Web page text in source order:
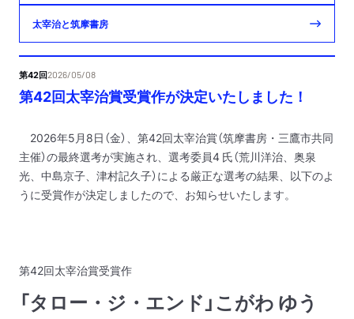
太宰治と筑摩書房
第42回2026/05/08
第42回太宰治賞受賞作が決定いたしました！
2026年5月8日（金）、第42回太宰治賞（筑摩書房・三鷹市共同
主催）の最終選考が実施され、選考委員4 氏（荒川洋治、奥泉
光、中島京子、津村記久子）による厳正な選考の結果、以下のよ
うに受賞作が決定しましたので、お知らせいたします。
第42回太宰治賞受賞作
「タロー・ジ・エンド」こがわ ゆう